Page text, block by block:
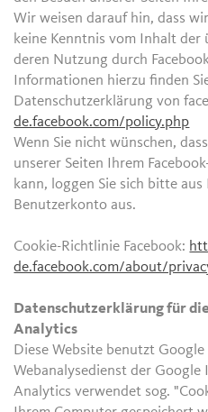
Wir weisen darauf hin, dass
keine Kenntnis vom Inhalt
deren Nutzung durch
Informationen hierzu finden
Datenschutzerklärung von
de.facebook.com/policy.php
Wenn Sie nicht wünschen,
unserer Seiten Ihrem
kann, loggen Sie sich bitte aus
Benutzerkonto aus.
Cookie-Richtlinie Facebook:
de.facebook.com/about/
Datenschutzerklärung für
Analytics
Diese Website benutzt
Webanalysedienst der Google
Analytics verwendet sog.